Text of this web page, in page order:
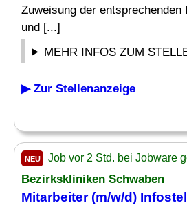
Zuweisung der entsprechenden
und [...]
MEHR INFOS ZUM
▶ Zur Stellenanzeige
NEU Job vor 2 Std. bei Jobware
Bezirkskliniken Schwaben
Mitarbeiter (m/w/d)